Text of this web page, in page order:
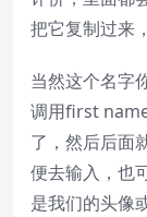
把它复制过来
当然这个名字
调用first
了，然后后面
便去输入，也
是我们的头像